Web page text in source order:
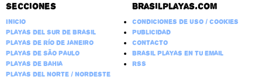
Secciones
Inicio
Playas del Sur de Brasil
Playas de Río de Janeiro
Playas de São Paulo
Playas de Bahia
Playas del Norte / Nordeste
Brasilplayas.com
Condiciones de Uso / Cookies
Publicidad
Contacto
Brasil Playas en tu email
RSS